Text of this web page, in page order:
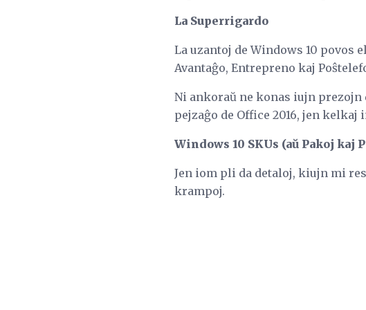
La Superrigardo
La uzantoj de Windows 10 povos
Avantaĝo, Entrepreno kaj
Ni ankoraŭ ne konas iujn prezojn
pejzaĝo de Office 2016, jen
Windows 10 SKUs (aŭ Pakoj kaj
Jen iom pli da detaloj, kiujn mi
krampoj.